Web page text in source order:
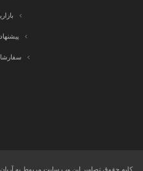
کلیه حقوق تصاویر این وب سایت مربوط به